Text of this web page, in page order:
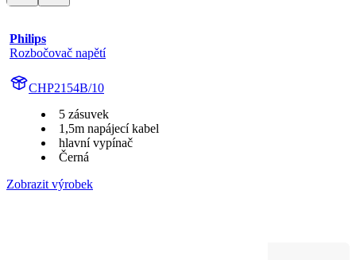
Philips
Rozbočovač napětí
CHP2154B/10
5 zásuvek
1,5m napájecí kabel
hlavní vypínač
Černá
Zobrazit výrobek